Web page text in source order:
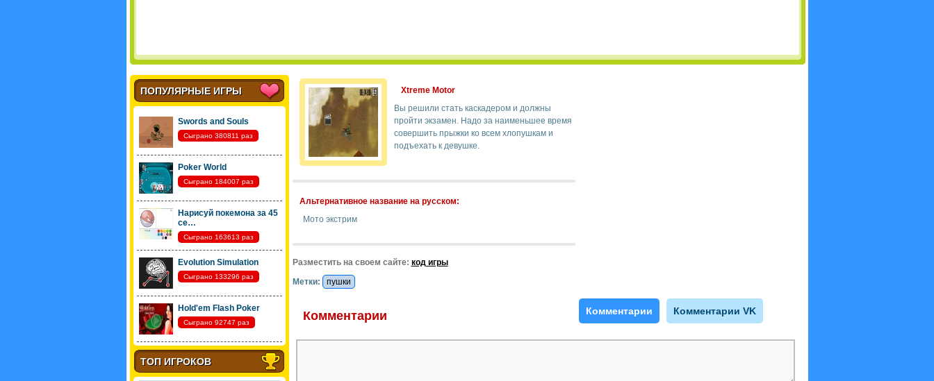
ПОПУЛЯРНЫЕ ИГРЫ
Swords and Souls
Сыграно 380811 раз
Poker World
Сыграно 184007 раз
Нарисуй покемона за 45
се…
Сыграно 163613 раз
Evolution Simulation
Сыграно 133296 раз
Hold'em Flash Poker
Сыграно 92747 раз
ТОП ИГРОКОВ
Xtreme Motor
Вы решили стать каскадером и должны
пройти экзамен. Надо за наименьшее время
совершить прыжки ко всем хлопушкам и
подъехать к девушке.
Альтернативное название на русском:
Мото экстрим
Разместить на своем сайте: код игры
Метки:
пушки
Комментарии Комментарии Комментарии VK